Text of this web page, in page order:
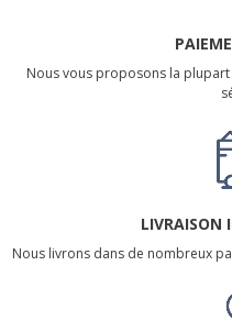
Nous vous proposons la
LIVRAISON
Nous livrons dans de nombreux